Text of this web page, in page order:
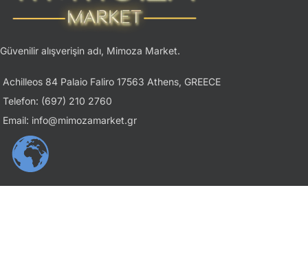
Güvenilir alışverişin adı, Mimoza Market.
Achilleos 84 Palaio Faliro 17563 Athens, GREECE
Telefon: (697) 210 2760
Email: info@mimozamarket.gr